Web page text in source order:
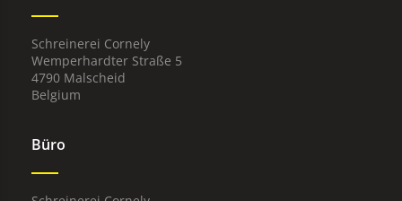
Schreinerei Cornely
Wemperhardter Straße 5
4790 Malscheid
Belgium
Büro